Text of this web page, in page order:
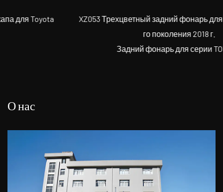
XZ053 Трехцветный задний фонарь для Toyota Camry 8-
го поколения 2018 г.
Задний фонарь для серии TOYOTA
О нас